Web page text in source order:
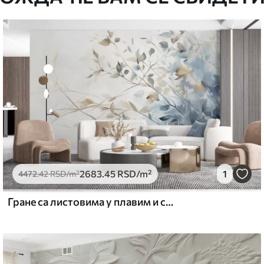
меким сунђером. Позадине са
се очистити водом.
.00 3315 .00 RSD/m²
and Stick
.674900.00RSD/m²
4472.42RSD/m²2683 .45 RSD/m² 1
Гране са листовима у плавим и смеђим тоновима, светле позадине, меке и нежне, акварел стил